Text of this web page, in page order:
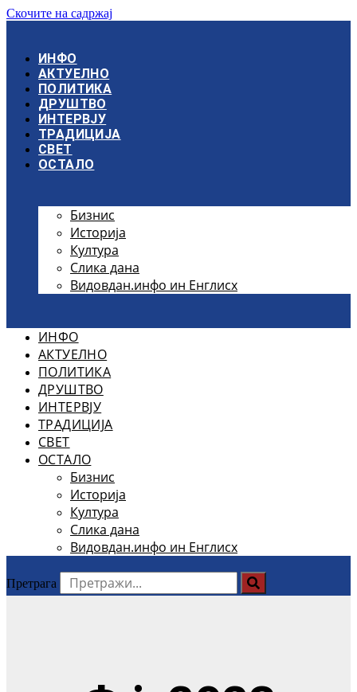
Скочите на садржај
ИНФО
АКТУЕЛНО
ПОЛИТИКА
ДРУШТВО
ИНТЕРВЈУ
ТРАДИЦИЈА
СВЕТ
ОСТАЛО
Бизнис
Историја
Култура
Слика дана
Видовдан.инфо ин Енглисх
ИНФО
АКТУЕЛНО
ПОЛИТИКА
ДРУШТВО
ИНТЕРВЈУ
ТРАДИЦИЈА
СВЕТ
ОСТАЛО
Бизнис
Историја
Култура
Слика дана
Видовдан.инфо ин Енглисх
Претрага